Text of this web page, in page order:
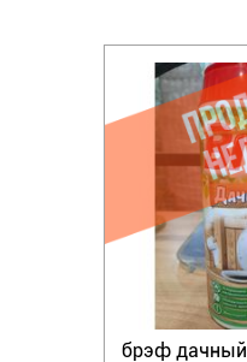
брэф дачный